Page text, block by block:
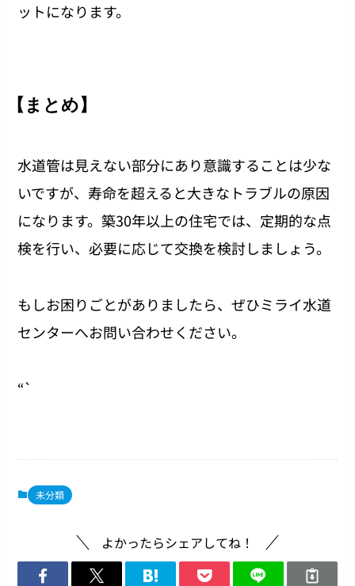
ットになります。
【まとめ】
水道管は見えない部分にあり意識することは少な
いですが、寿命を超えると大きなトラブルの原因
になります。築30年以上の住宅では、定期的な点
検を行い、必要に応じて交換を検討しましょう。
もしお困りごとがありましたら、ぜひミライ水道
センターへお問い合わせください。
“`
未分類
よかったらシェアしてね！